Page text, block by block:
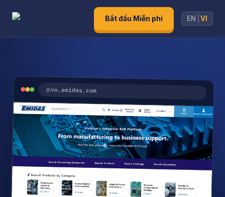
Bắt đầu Miễn phí EN VI
vn.emidas.com